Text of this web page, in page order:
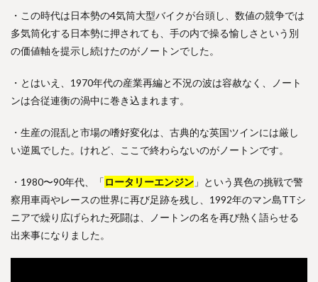
・この時代は日本勢の4気筒大型バイクが台頭し、数値の競争では
多気筒化する日本勢に押されても、手の内で操る愉しさという別
の価値軸を提示し続けたのがノートンでした。
・とはいえ、1970年代の産業再編と不況の波は容赦なく、ノート
ンは合従連衡の渦中に巻き込まれます。
・生産の混乱と市場の嗜好変化は、古典的な英国ツインには厳し
い逆風でした。けれど、ここで終わらないのがノートンです。
・1980〜90年代、「ロータリーエンジン 」という異色の挑戦で警
察用車両やレースの世界に再び足跡を残し、1992年のマン島TTシ
ニアで繰り広げられた死闘は、ノートンの名を再び熱く語らせる
出来事になりました。